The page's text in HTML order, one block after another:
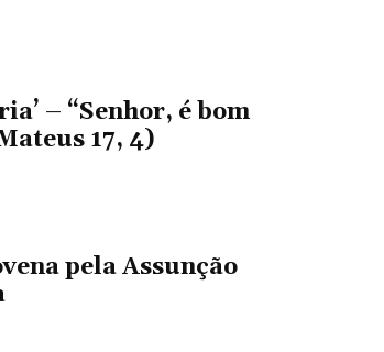
– “Senhor, é bom
17, 4)
pela Assunção